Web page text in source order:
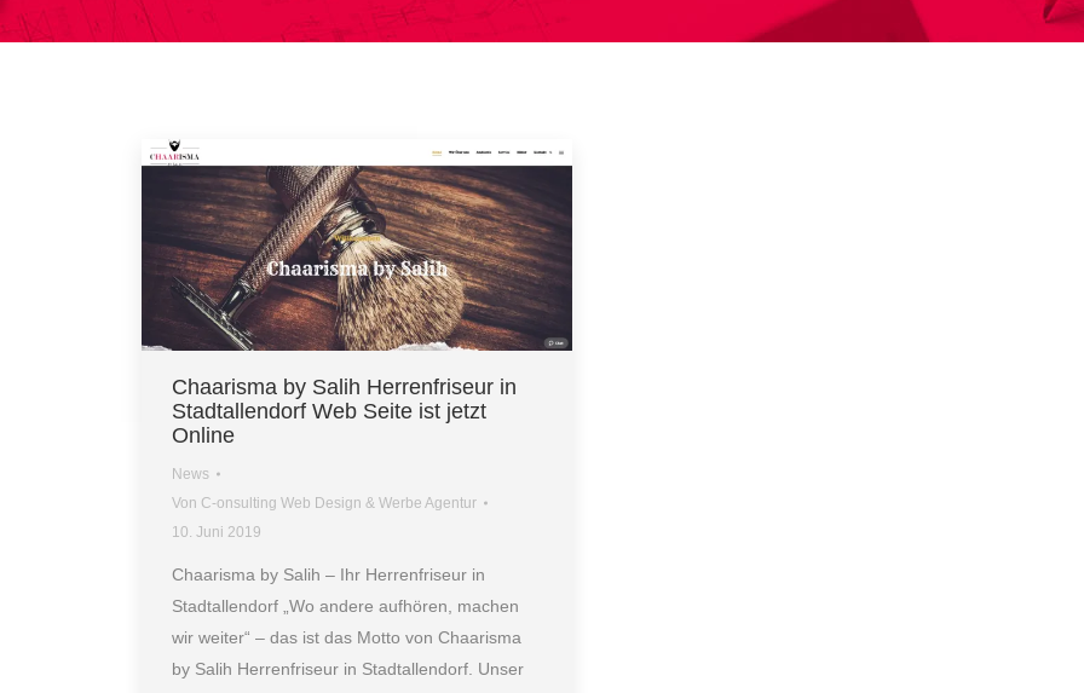
Chaarisma by Salih Herrenfriseur in
Stadtallendorf Web Seite ist jetzt
Online
News
Von C-onsulting Web Design & Werbe Agentur
10. Juni 2019
Chaarisma by Salih – Ihr Herrenfriseur in
Stadtallendorf „Wo andere aufhören, machen
wir weiter“ – das ist das Motto von Chaarisma
by Salih Herrenfriseur in Stadtallendorf. Unser